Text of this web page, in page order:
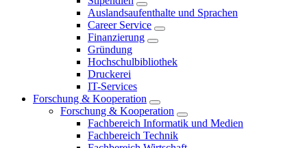
Auslandsaufenthalte und Sprachen
Career Service
Finanzierung
Gründung
Hochschulbibliothek
Druckerei
IT-Services
Forschung & Kooperation
Forschung & Kooperation
Fachbereich Informatik und Medien
Fachbereich Technik